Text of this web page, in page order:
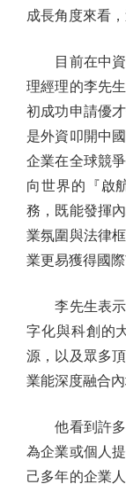
成長角度來看
目前在中資
理經理的李先
初成功申請優
是外資叩開中
企業在全球競
向世界的『啟
務，既能發揮
業氛圍與法律
業更易獲得國際
李先生表示
字化與科創的
源，以及眾多
業能深度融合
他看到許多
為企業或個人
己多年的企業